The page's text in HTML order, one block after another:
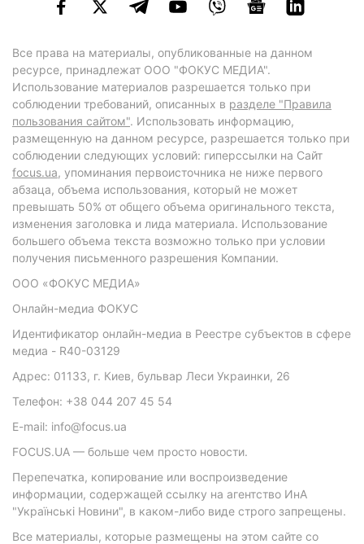
Все права на материалы, опубликованные на данном
ресурсе, принадлежат ООО "ФОКУС МЕДИА".
Использование материалов разрешается только при
соблюдении требований, описанных в разделе "Правила
пользования сайтом". Использовать информацию,
размещенную на данном ресурсе, разрешается только при
соблюдении следующих условий: гиперссылки на Сайт
focus.ua, упоминания первоисточника не ниже первого
абзаца, объема использования, который не может
превышать 50% от общего объема оригинального текста,
изменения заголовка и лида материала. Использование
большего объема текста возможно только при условии
получения письменного разрешения Компании.
ООО «ФОКУС МЕДИА»
Онлайн-медиа ФОКУС
Идентификатор онлайн-медиа в Реестре субъектов в сфере
медиа - R40-03129
Адрес: 01133, г. Киев, бульвар Леси Украинки, 26
Телефон: +38 044 207 45 54
E-mail: info@focus.ua
FOCUS.UA — больше чем просто новости.
Перепечатка, копирование или воспроизведение
информации, содержащей ссылку на агентство ИнА
"Українські Новини", в каком-либо виде строго запрещены.
Все материалы, которые размещены на этом сайте со